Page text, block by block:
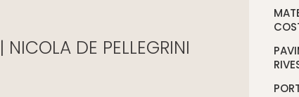
NICOLA DE PELLEGRINI